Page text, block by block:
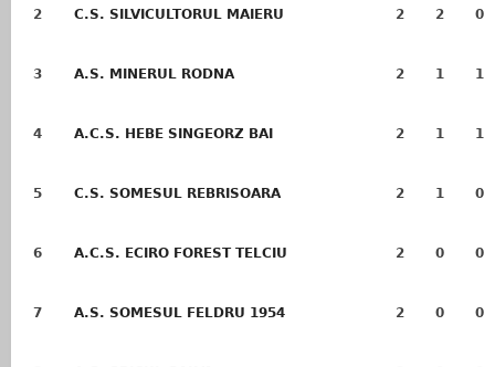
2 C.S. SILVICULTORUL MAIERU 2 2 0
3 A.S. MINERUL RODNA 2 1 1
4 A.C.S. HEBE SINGEORZ BAI 2 1 1
5 C.S. SOMESUL REBRISOARA 2 1 0
6 A.C.S. ECIRO FOREST TELCIU 2 0 0
7 A.S. SOMESUL FELDRU 1954 2 0 0